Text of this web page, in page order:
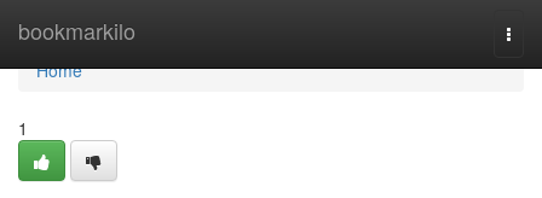
bookmarkilo
Home
Home
1